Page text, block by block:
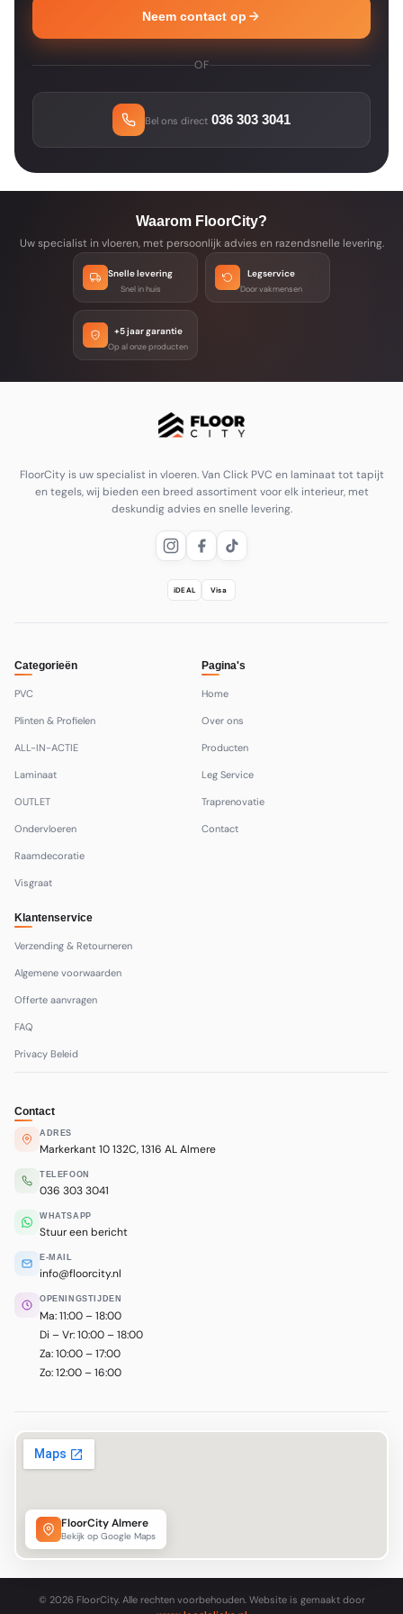
Neem contact op
OF
Bel ons direct 036 303 3041
Waarom FloorCity?
Uw specialist in vloeren, met persoonlijk advies en razendsnelle levering.
Snelle levering
Snel in huis
Legservice
Door vakmensen
+5 jaar garantie
Op al onze producten
FloorCity is uw specialist in vloeren. Van Click PVC en laminaat tot tapijt
en tegels, wij bieden een breed assortiment voor elk interieur, met
deskundig advies en snelle levering.
iDEAL Visa
Categorieën
PVC
Plinten & Profielen
ALL-IN-ACTIE
Laminaat
OUTLET
Ondervloeren
Raamdecoratie
Visgraat
Pagina's
Home
Over ons
Producten
Leg Service
Traprenovatie
Contact
Klantenservice
Verzending & Retourneren
Algemene voorwaarden
Offerte aanvragen
FAQ
Privacy Beleid
Contact
ADRES
Markerkant 10 132C, 1316 AL Almere
TELEFOON
036 303 3041
WHATSAPP
Stuur een bericht
E-MAIL
info@floorcity.nl
OPENINGSTIJDEN
Ma: 11:00 – 18:00
Di – Vr: 10:00 – 18:00
Za: 10:00 – 17:00
Zo: 12:00 – 16:00
FloorCity Almere
Bekijk op Google Maps
© 2026 FloorCity. Alle rechten voorbehouden. Website is gemaakt door